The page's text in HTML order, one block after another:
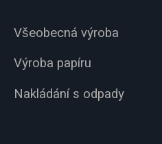
Všeobecná výroba
Výroba papíru
Nakládání s odpady